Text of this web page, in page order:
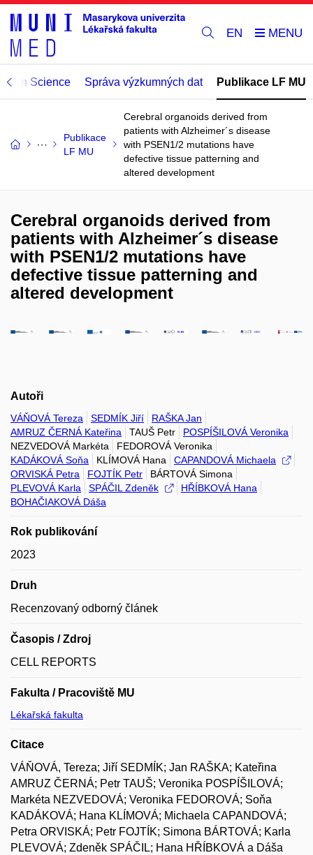
EN
Open Science Správa výzkumných dat Publikace LF MU
Publikace
LF MU
Cerebral organoids derived from
patients with Alzheimer´s disease
with PSEN1/2 mutations have
defective tissue patterning and
altered development
Cerebral organoids derived from
patients with Alzheimer´s disease
with PSEN1/2 mutations have
defective tissue patterning and
altered development
Autoři
VÁŇOVÁ Tereza SEDMÍK Jiří
RAŠKA Jan
AMRUZ ČERNÁ Kateřina
TAUŠ Petr
POSPÍŠILOVÁ Veronika
NEZVEDOVÁ Markéta
FEDOROVÁ Veronika
KADÁKOVÁ Soňa
KLÍMOVÁ Hana
CAPANDOVÁ Michaela
ORVISKÁ Petra
FOJTÍK Petr
BÁRTOVÁ Simona
PLEVOVÁ Karla
SPÁČIL Zdeněk
HŘÍBKOVÁ Hana
BOHAČIAKOVÁ Dáša
Rok publikování
2023
Druh
Recenzovaný odborný článek
Časopis / Zdroj
CELL REPORTS
Fakulta / Pracoviště MU
Lékařská fakulta
Citace
VÁŇOVÁ, Tereza; Jiří SEDMÍK; Jan RAŠKA; Kateřina
AMRUZ ČERNÁ; Petr TAUŠ; Veronika POSPÍŠILOVÁ;
Markéta NEZVEDOVÁ; Veronika FEDOROVÁ; Soňa
KADÁKOVÁ; Hana KLÍMOVÁ; Michaela CAPANDOVÁ;
Petra ORVISKÁ; Petr FOJTÍK; Simona BÁRTOVÁ; Karla
PLEVOVÁ; Zdeněk SPÁČIL; Hana HŘÍBKOVÁ a Dáša